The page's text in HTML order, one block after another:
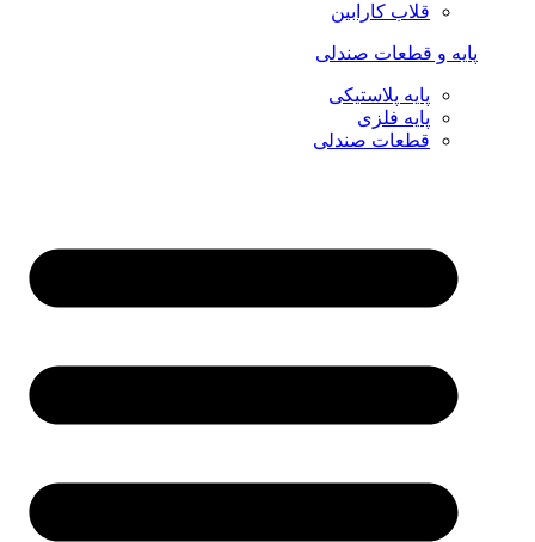
قلاب کارابین
پایه و قطعات صندلی
پایه پلاستیکی
پایه فلزی
قطعات صندلی